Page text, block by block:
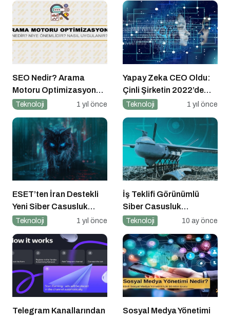
SEO Nedir? Arama
Motoru Optimizasyonu
Nasıl Yapılır?
Teknoloji 1 yıl önce
Yapay Zeka CEO Oldu:
Çinli Şirketin 2022’de
Attığı Adım Yeniden
Teknoloji 1 yıl önce
ESET’ten İran Destekli
Yeni Siber Casusluk
Operasyonu Uyarısı
Teknoloji 1 yıl önce
İş Teklifi Görünümlü
Siber Casusluk
Operasyonu
Teknoloji 10 ay önce
Telegram Kanallarından
Sosyal Medya Yönetimi